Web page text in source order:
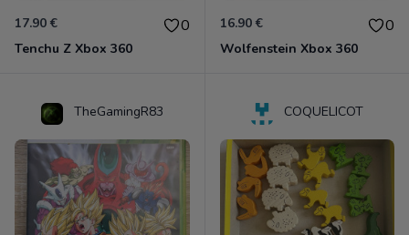
17.90 € 0
Tenchu Z Xbox 360
16.90 € 0
Wolfenstein Xbox 360
TheGamingR83 COQUELICOT